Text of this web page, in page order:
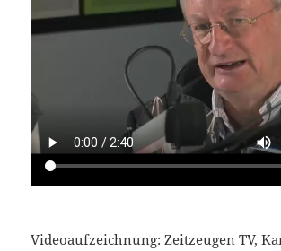
Videoaufzeichnung: Zeitzeugen TV,